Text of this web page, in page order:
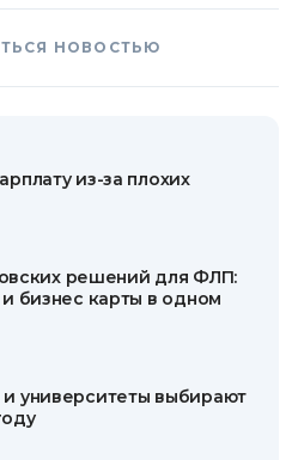
НОВОСТЬЮ
из-за плохих
решений для ФЛП:
бизнес карты в одном
университеты выбирают